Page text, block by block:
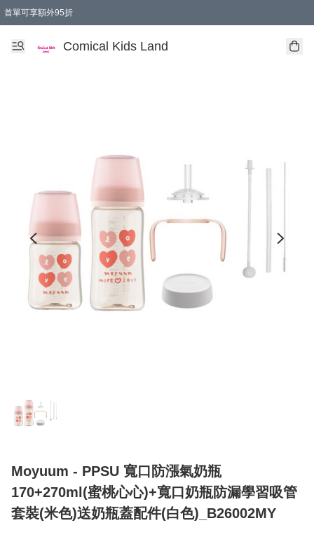
首單可享額外95折
Comical Kids Land
Moyuum - PPSU 寬口防漲氣奶瓶
170+270ml(蜜桃心心)+寬口奶瓶防漏學習吸管
套裝(米色)送奶瓶蓋配件(白色)_B26002MY